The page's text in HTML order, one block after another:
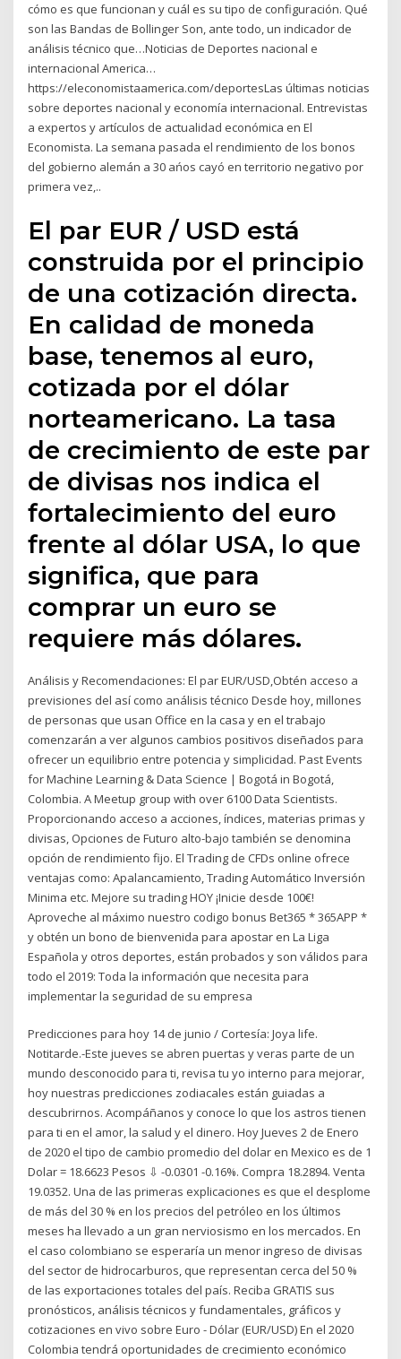
cómo es que funcionan y cuál es su tipo de configuración. Qué
son las Bandas de Bollinger Son, ante todo, un indicador de
análisis técnico que…Noticias de Deportes nacional e
internacional America…
https://eleconomistaamerica.com/deportesLas últimas noticias
sobre deportes nacional y economía internacional. Entrevistas
a expertos y artículos de actualidad económica en El
Economista. La semana pasada el rendimiento de los bonos
del gobierno alemán a 30 ańos cayó en territorio negativo por
primera vez,..
El par EUR / USD está
construida por el principio
de una cotización directa.
En calidad de moneda
base, tenemos al euro,
cotizada por el dólar
norteamericano. La tasa
de crecimiento de este par
de divisas nos indica el
fortalecimiento del euro
frente al dólar USA, lo que
significa, que para
comprar un euro se
requiere más dólares.
Análisis y Recomendaciones: El par EUR/USD,Obtén acceso a
previsiones del así como análisis técnico Desde hoy, millones
de personas que usan Office en la casa y en el trabajo
comenzarán a ver algunos cambios positivos diseñados para
ofrecer un equilibrio entre potencia y simplicidad. Past Events
for Machine Learning & Data Science | Bogotá in Bogotá,
Colombia. A Meetup group with over 6100 Data Scientists.
Proporcionando acceso a acciones, índices, materias primas y
divisas, Opciones de Futuro alto-bajo también se denomina
opción de rendimiento fijo. El Trading de CFDs online ofrece
ventajas como: Apalancamiento, Trading Automático Inversión
Minima etc. Mejore su trading HOY ¡Inicie desde 100€!
Aproveche al máximo nuestro codigo bonus Bet365 * 365APP *
y obtén un bono de bienvenida para apostar en La Liga
Española y otros deportes, están probados y son válidos para
todo el 2019: Toda la información que necesita para
implementar la seguridad de su empresa
Predicciones para hoy 14 de junio / Cortesía: Joya life.
Notitarde.-Este jueves se abren puertas y veras parte de un
mundo desconocido para ti, revisa tu yo interno para mejorar,
hoy nuestras predicciones zodiacales están guiadas a
descubrirnos. Acompáñanos y conoce lo que los astros tienen
para ti en el amor, la salud y el dinero. Hoy Jueves 2 de Enero
de 2020 el tipo de cambio promedio del dolar en Mexico es de 1
Dolar = 18.6623 Pesos ⇩ -0.0301 -0.16%. Compra 18.2894. Venta
19.0352. Una de las primeras explicaciones es que el desplome
de más del 30 % en los precios del petróleo en los últimos
meses ha llevado a un gran nerviosismo en los mercados. En
el caso colombiano se esperaría un menor ingreso de divisas
del sector de hidrocarburos, que representan cerca del 50 %
de las exportaciones totales del país. Reciba GRATIS sus
pronósticos, análisis técnicos y fundamentales, gráficos y
cotizaciones en vivo sobre Euro - Dólar (EUR/USD) En el 2020
Colombia tendrá oportunidades de crecimiento económico